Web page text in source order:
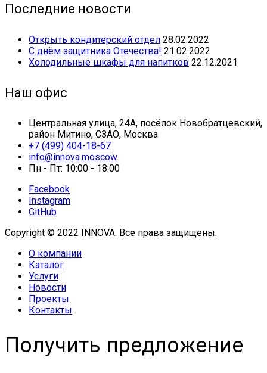
Последние новости
Открыть кондитерский отдел 28.02.2022
С днём защитника Отечества! 21.02.2022
Холодильные шкафы для напитков 22.12.2021
Наш офис
Центральная улица, 24А, посёлок Новобратцевский,
район Митино, СЗАО, Москва
+7 (499) 404-18-67
info@innova.moscow
Пн - Пт: 10:00 - 18:00
Facebook
Instagram
GitHub
Copyright © 2022 INNOVA. Все права защищены.
О компании
Каталог
Услуги
Новости
Проекты
Контакты
Получить предложение